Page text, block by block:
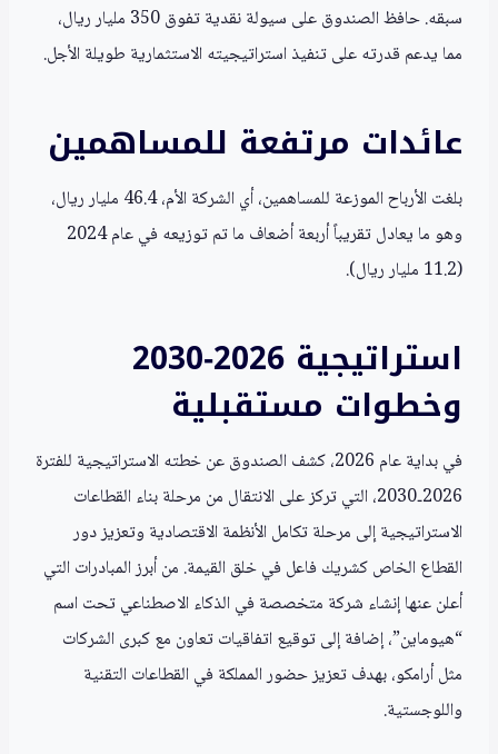
سبقه. حافظ الصندوق على سيولة نقدية تفوق 350 مليار ريال،
مما يدعم قدرته على تنفيذ استراتيجيته الاستثمارية طويلة الأجل.
عائدات مرتفعة للمساهمين
بلغت الأرباح الموزعة للمساهمين، أي الشركة الأم، 46.4 مليار ريال،
وهو ما يعادل تقريباً أربعة أضعاف ما تم توزيعه في عام 2024
(11.2 مليار ريال).
استراتيجية 2026‑2030
وخطوات مستقبلية
في بداية عام 2026، كشف الصندوق عن خطته الاستراتيجية للفترة
2026‑2030، التي تركز على الانتقال من مرحلة بناء القطاعات
الاستراتيجية إلى مرحلة تكامل الأنظمة الاقتصادية وتعزيز دور
القطاع الخاص كشريك فاعل في خلق القيمة. من أبرز المبادرات التي
أعلن عنها إنشاء شركة متخصصة في الذكاء الاصطناعي تحت اسم
“هيوماين”، إضافة إلى توقيع اتفاقيات تعاون مع كبرى الشركات
مثل أرامكو، بهدف تعزيز حضور المملكة في القطاعات التقنية
واللوجستية.